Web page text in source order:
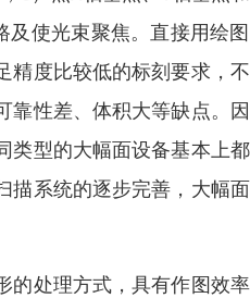
及使光束聚焦。直接用绘
精度比较低的标刻要求，
靠性差、体积大等缺点。
类型的大幅面设备基本上
描系统的逐步完善，大幅
的处理方式，具有作图效